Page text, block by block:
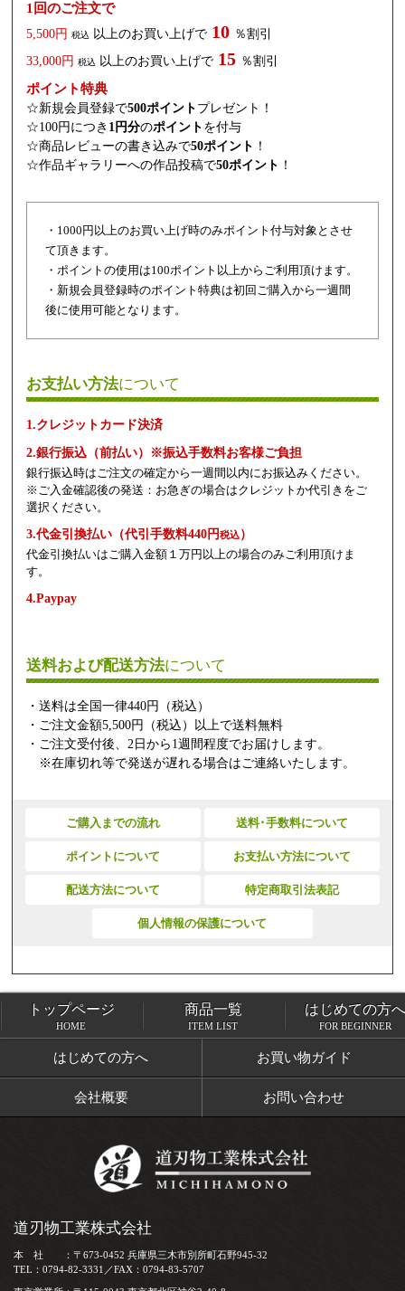
1回のご注文で
5,500円 税込 以上のお買い上げで 10 ％割引
33,000円 税込 以上のお買い上げで 15 ％割引
ポイント特典
☆新規会員登録で500ポイント プレゼント！
☆100円につき 1円分のポイント を付与
☆商品レビューの書き込みで50ポイント ！
☆作品ギャラリーへの作品投稿で50ポイント ！
・1000円以上のお買い上げ時のみポイント付与対象とさせ
て頂きます。
・ポイントの使用は100ポイント以上からご利用頂けます。
・新規会員登録時のポイント特典は初回ご購入から一週間
後に使用可能となります。
お支払い方法について
1.クレジットカード決済
2.銀行振込（前払い）※振込手数料お客様ご負担
銀行振込時はご注文の確定から一週間以内にお振込みください。
※ご入金確認後の発送：お急ぎの場合はクレジットか代引きをご
選択ください。
3.代金引換払い（代引手数料440円税込）
代金引換払いはご購入金額１万円以上の場合のみご利用頂けま
す。
4.Paypay
送料および配送方法について
・送料は全国一律440円（税込）
・ご注文金額5,500円（税込）以上で送料無料
・ご注文受付後、2日から1週間程度でお届けします。
※在庫切れ等で発送が遅れる場合はご連絡いたします。
ご購入までの流れ 送料･手数料について
ポイントについて お支払い方法について
配送方法について 特定商取引法表記
個人情報の保護について
トップページ 商品一覧
はじめての方へ お買い物ガイド
会社概要 お問い合わせ
トップページ
HOME
商品一覧
ITEM LIST
はじめての方へ
FOR BEGINNER
道刃物工業株式会社
本 社 ：〒673-0452 兵庫県三木市別所町石野945-32
TEL：0794-82-3331／FAX：0794-83-5707